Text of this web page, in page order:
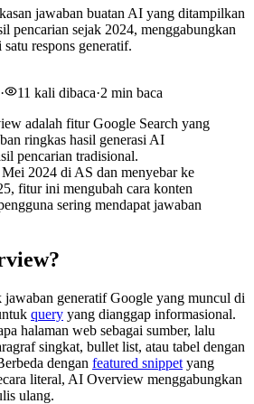
jawaban buatan AI yang ditampilkan
pencarian sejak 2024, menggabungkan
respons generatif.
· 11 kali dibaca·2 min baca
adalah fitur Google Search yang
ringkas hasil generasi AI
pencarian tradisional.
2024 di AS dan menyebar ke
fitur ini mengubah cara konten
sering mendapat jawaban
generatif Google yang muncul di
query yang dianggap informasional.
halaman web sebagai sumber, lalu
singkat, bullet list, atau tabel dengan
dengan featured snippet yang
literal, AI Overview menggabungkan
ulang.